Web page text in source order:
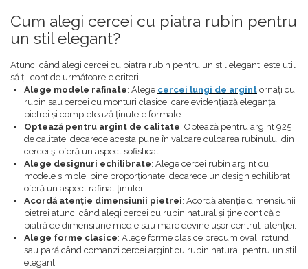
Cum alegi cercei cu piatra rubin pentru
un stil elegant?
Atunci când alegi cercei cu piatra rubin pentru un stil elegant, este util
să ții cont de următoarele criterii:
Alege modele rafinate: Alege cercei lungi de argint ornați cu
rubin sau cercei cu monturi clasice, care evidențiază eleganța
pietrei și completează ținutele formale.
Optează pentru argint de calitate: Optează pentru argint 925
de calitate, deoarece acesta pune în valoare culoarea rubinului din
cercei și oferă un aspect sofisticat.
Alege designuri echilibrate: Alege cercei rubin argint cu
modele simple, bine proporționate, deoarece un design echilibrat
oferă un aspect rafinat ținutei.
Acordă atenție dimensiunii pietrei: Acordă atenție dimensiunii
pietrei atunci când alegi cercei cu rubin natural și ține cont că o
piatră de dimensiune medie sau mare devine ușor centrul atenției.
Alege forme clasice: Alege forme clasice precum oval, rotund
sau pară când comanzi cercei argint cu rubin natural pentru un stil
elegant.